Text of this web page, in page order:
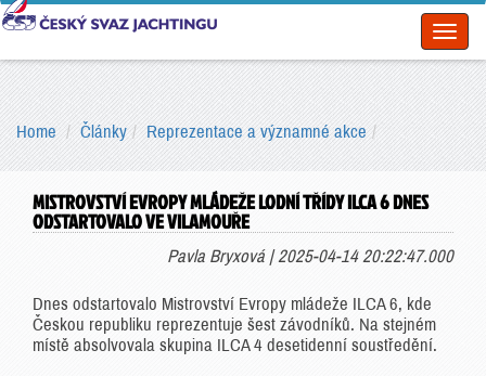
Home Články Reprezentace a významné akce
MISTROVSTVÍ EVROPY MLÁDEŽE LODNÍ TŘÍDY ILCA 6 DNES
ODSTARTOVALO VE VILAMOUŘE
Pavla Bryxová | 2025-04-14 20:22:47.000
Dnes odstartovalo Mistrovství Evropy mládeže ILCA 6, kde
Českou republiku reprezentuje šest závodníků. Na stejném
místě absolvovala skupina ILCA 4 desetidenní soustředění.